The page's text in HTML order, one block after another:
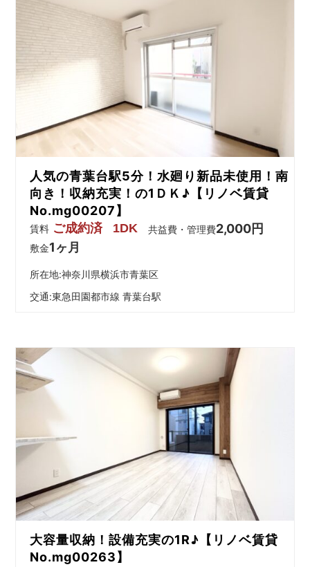
人気の青葉台駅5分！水廻り新品未使用！南
向き！収納充実！の1ＤＫ♪【リノベ賃貸
No.mg00207】
賃料 ご成約済 1DK 共益費・管理費2,000円
敷金1ヶ月
所在地:神奈川県横浜市青葉区
交通:東急田園都市線 青葉台駅
大容量収納！設備充実の1R♪【リノベ賃貸
No.mg00263】